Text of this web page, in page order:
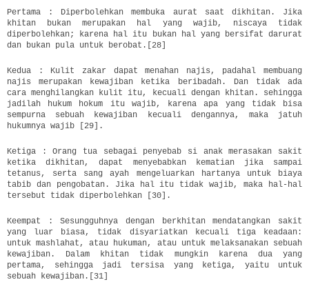
Pertama : Diperbolehkan membuka aurat saat dikhitan. Jika
khitan bukan merupakan hal yang wajib, niscaya tidak
diperbolehkan; karena hal itu bukan hal yang bersifat darurat
dan bukan pula untuk berobat.[28]
Kedua : Kulit zakar dapat menahan najis, padahal membuang
najis merupakan kewajiban ketika beribadah. Dan tidak ada
cara menghilangkan kulit itu, kecuali dengan khitan. sehingga
jadilah hukum hokum itu wajib, karena apa yang tidak bisa
sempurna sebuah kewajiban kecuali dengannya, maka jatuh
hukumnya wajib [29].
Ketiga : Orang tua sebagai penyebab si anak merasakan sakit
ketika dikhitan, dapat menyebabkan kematian jika sampai
tetanus, serta sang ayah mengeluarkan hartanya untuk biaya
tabib dan pengobatan. Jika hal itu tidak wajib, maka hal-hal
tersebut tidak diperbolehkan [30].
Keempat : Sesungguhnya dengan berkhitan mendatangkan sakit
yang luar biasa, tidak disyariatkan kecuali tiga keadaan:
untuk mashlahat, atau hukuman, atau untuk melaksanakan sebuah
kewajiban. Dalam khitan tidak mungkin karena dua yang
pertama, sehingga jadi tersisa yang ketiga, yaitu untuk
sebuah kewajiban.[31]